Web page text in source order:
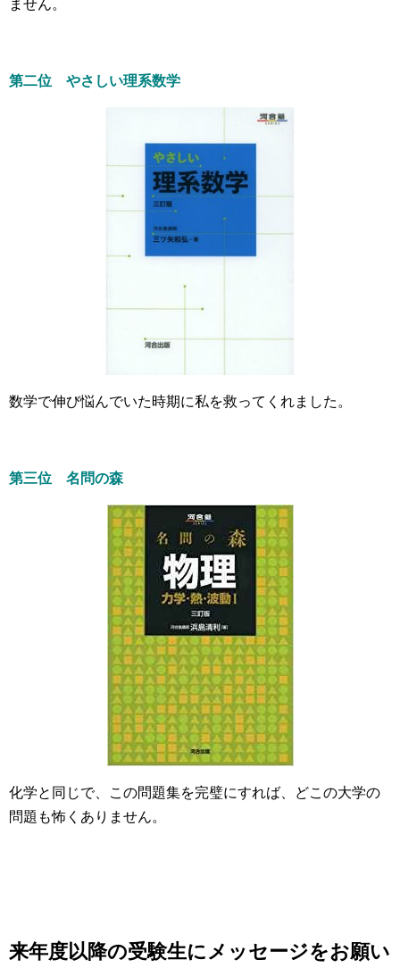
ません。
第二位 やさしい理系数学
数学で伸び悩んでいた時期に私を救ってくれました。
第三位 名問の森
化学と同じで、この問題集を完璧にすれば、どこの大学の
問題も怖くありません。
来年度以降の受験生にメッセージをお願い